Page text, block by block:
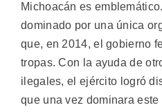
Michoacán es
dominado por una única
que, en 2014, el gobierno
tropas. Con la ayuda de
ilegales, el ejército logró
que una vez dominara